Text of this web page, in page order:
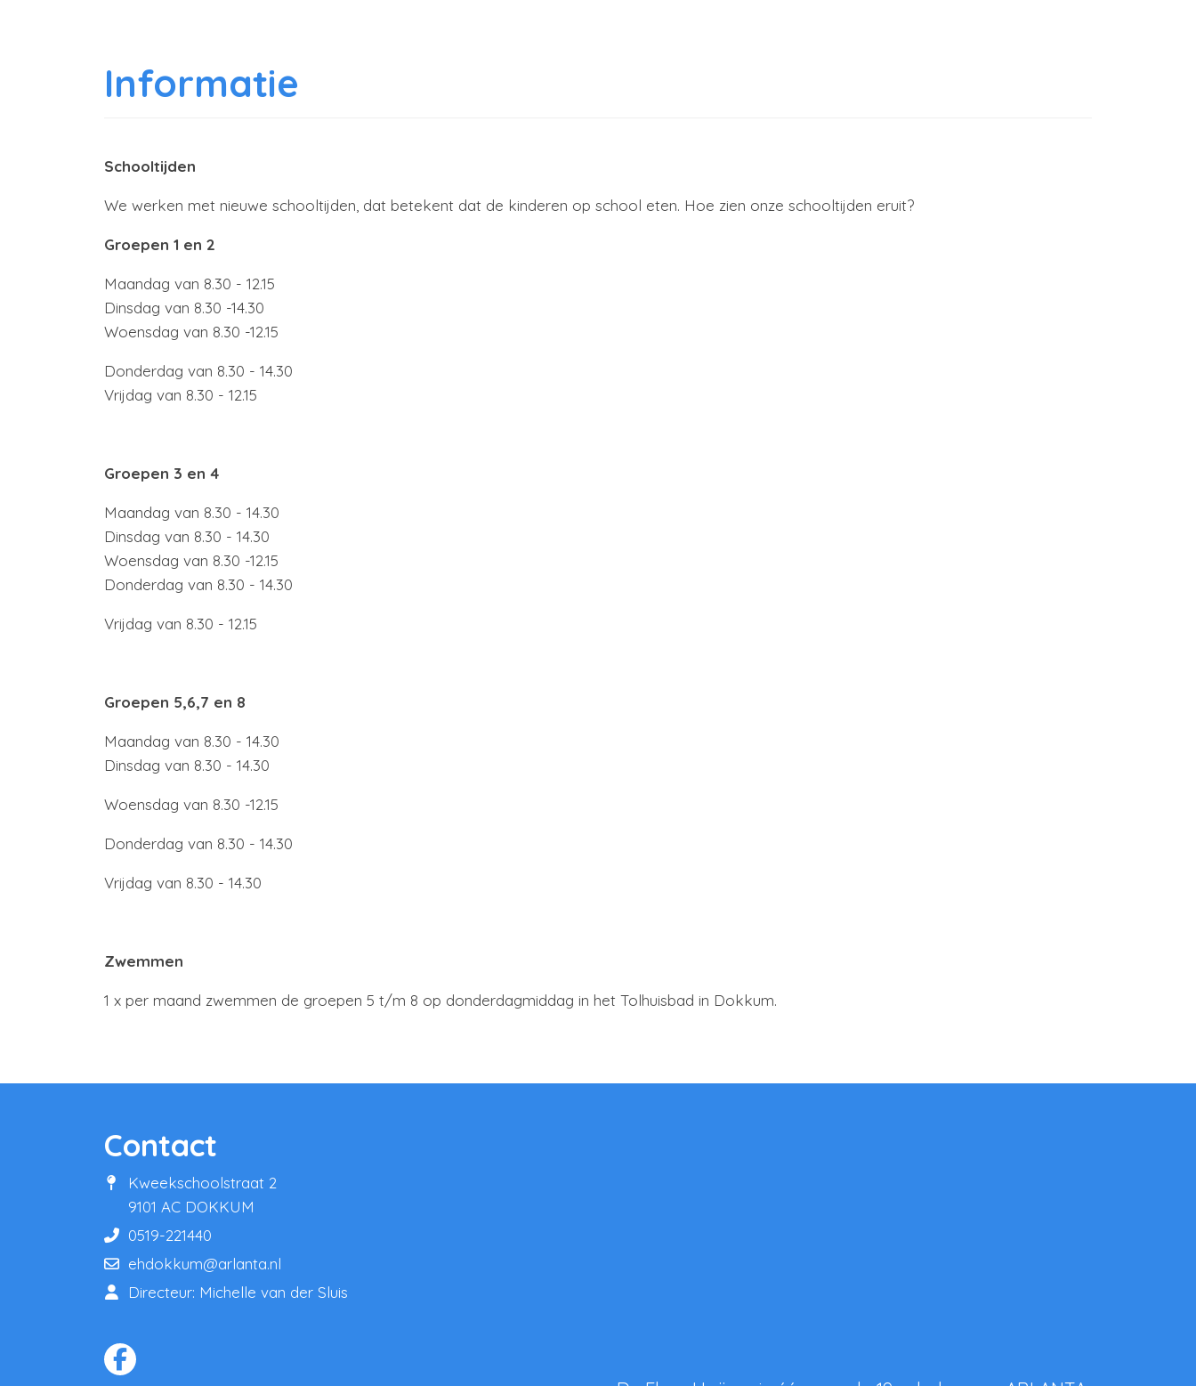
Informatie
Schooltijden
We werken met nieuwe schooltijden, dat betekent dat de kinderen op school eten. Hoe zien onze schooltijden eruit?
Groepen 1 en 2
Maandag van 8.30 - 12.15
Dinsdag van 8.30 -14.30
Woensdag van 8.30 -12.15
Donderdag van 8.30 - 14.30
Vrijdag van 8.30 - 12.15
Groepen 3 en 4
Maandag van 8.30 - 14.30
Dinsdag van 8.30 - 14.30
Woensdag van 8.30 -12.15
Donderdag van 8.30 - 14.30
Vrijdag van 8.30 - 12.15
Groepen 5,6,7 en 8
Maandag van 8.30 - 14.30
Dinsdag van 8.30 - 14.30
Woensdag van 8.30 -12.15
Donderdag van 8.30 - 14.30
Vrijdag van 8.30 - 14.30
Zwemmen
1 x per maand zwemmen de groepen 5 t/m 8 op donderdagmiddag in het Tolhuisbad in Dokkum.
Contact
Kweekschoolstraat 2
9101 AC DOKKUM
0519-221440
ehdokkum@arlanta.nl
Directeur: Michelle van der Sluis